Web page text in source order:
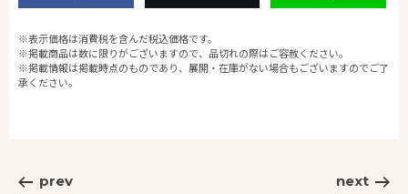
※表示価格は消費税を含んだ税込価格です。
※掲載商品は数に限りがございますので、品切れの際はご容赦ください。
※掲載情報は掲載時点のものであり、展開・在庫がない場合もございますのでご了
承ください。
prev next